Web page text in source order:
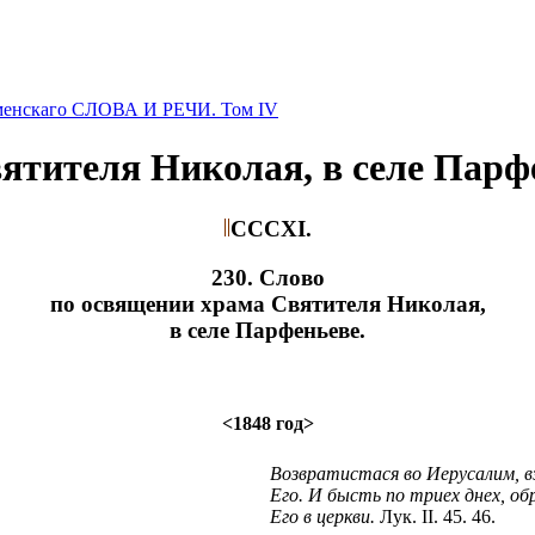
СЛОВА И РЕЧИ. Том IV
Николая, в селе
CССXI.
230. Слово
по освящении храма Святителя Николая,
в селе Парфеньеве.
<1848 год>
Возвратистася во Иерусалим,
Его. И бысть по триех днех,
Его в церкви. Лук. II. 45. 46.